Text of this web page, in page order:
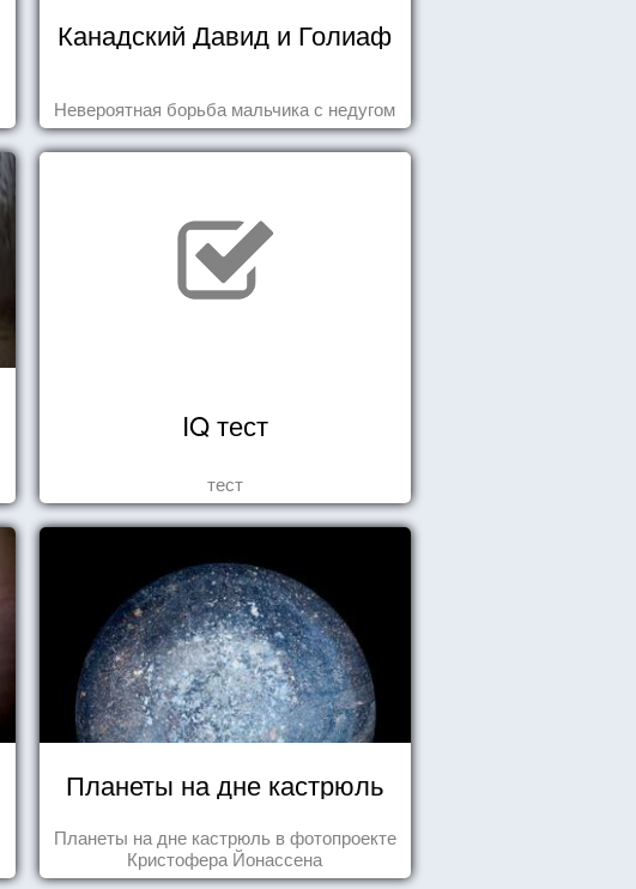
Канадский Давид и Голиаф
Невероятная борьба мальчика с недугом
IQ тест
тест
Планеты на дне кастрюль
Планеты на дне кастрюль в фотопроекте
Кристофера Йонассена